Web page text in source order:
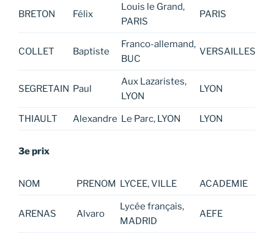
BRETON Félix
Louis le Grand,
PARIS
PARIS
COLLET Baptiste
Franco-allemand,
BUC
VERSAILLES
SEGRETAIN Paul
Aux Lazaristes,
LYON
LYON
THIAULT Alexandre Le Parc, LYON LYON
3e prix
NOM PRENOM LYCEE, VILLE ACADEMIE
ARENAS Alvaro
Lycée français,
MADRID
AEFE